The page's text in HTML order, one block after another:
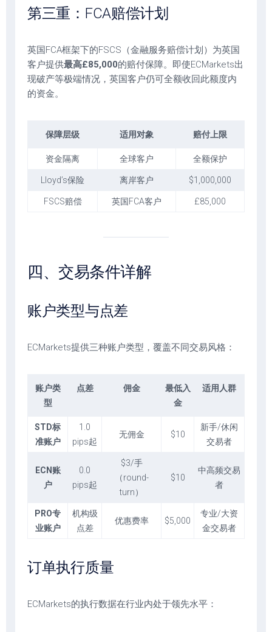
第三重：FCA赔偿计划
英国FCA框架下的FSCS（金融服务赔偿计划）为英国
客户提供最高£85,000的赔付保障。即使ECMarkets出
现破产等极端情况，英国客户仍可全额收回此额度内
的资金。
保障层级 适用对象 赔付上限
资金隔离 全球客户 全额保护
Lloyd’s保险 离岸客户 $1,000,000
FSCS赔偿 英国FCA客户 £85,000
四、交易条件详解
账户类型与点差
ECMarkets提供三种账户类型，覆盖不同交易风格：
账户类
型
点差 佣金
最低入
金
适用人群
STD标
准账户
1.0
pips起
无佣金 $10
新手/休闲
交易者
ECN账
户
0.0
pips起
$3/手
（round-
turn）
$10
中高频交易
者
PRO专
业账户
机构级
点差
优惠费率 $5,000
专业/大资
金交易者
订单执行质量
ECMarkets的执行数据在行业内处于领先水平：